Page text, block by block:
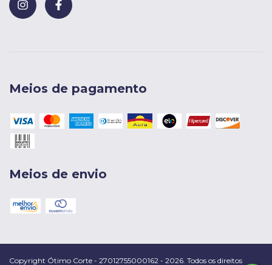
Meios de pagamento
Meios de envio
Copyright Ótimo Corte - 27012755000162 - 2026. Todos os direitos